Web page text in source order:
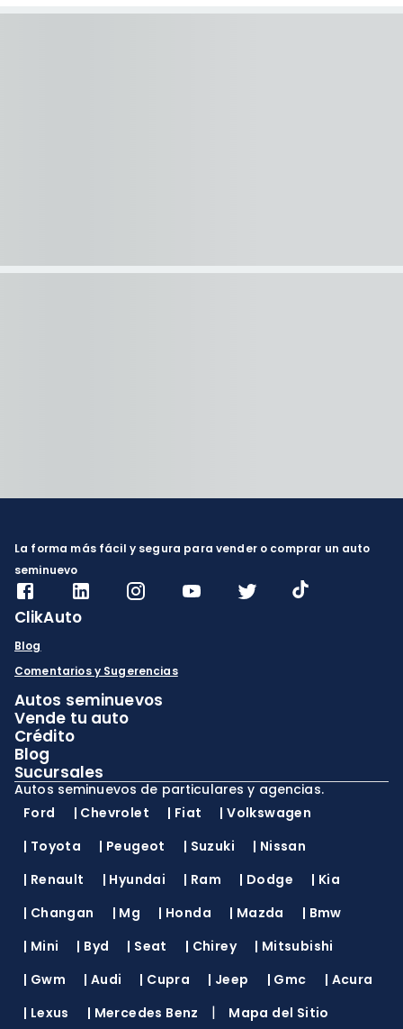
La forma más fácil y segura para vender o comprar un auto
seminuevo
ClikAuto
Blog
Comentarios y Sugerencias
Autos seminuevos
Vende tu auto
Crédito
Blog
Sucursales
Autos seminuevos de particulares y agencias.
Ford
| Chevrolet | Fiat |Volkswagen
| Toyota | Peugeot | Suzuki | Nissan
| Renault | Hyundai | Ram | Dodge | Kia
| Changan | Mg | Honda | Mazda | Bmw
| Mini | Byd | Seat | Chirey | Mitsubishi
| Gwm | Audi | Cupra | Jeep | Gmc | Acura
| Lexus | Mercedes Benz | Mapa del Sitio